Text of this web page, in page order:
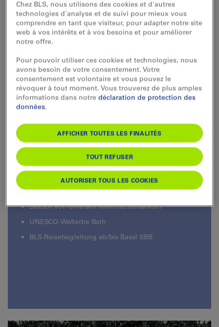
Sie unternehmen auch einen Ausflug zum
Weihnachtsmarkt in Bath. Der ehemals königliche
Badeort gilt als architektonische Perle und zählt zum
UNESCO-Welterbe. Auch die Fahrt durch den
Eurotunnel ist ein Erlebnis der besonderen Art.
Exklusiv für Sie
Fahrten mit dem TGV und Eurostar
Interrail-Feeling in geführter Gruppe
Aufenthalte in Paris, London und Brüssel
Besuch von diversen Weihnachtsmärkten
UNESCO-Welterbe Bath
BLS-Reisebegleitung ab/bis Basel SBB
Chez BLS, nous utilisons des cookies et d'autres
technologies d'analyse et de suivi pour mieux vous
comprendre en tant que visiteur, pour adapter notre site
web à vos intérêts et à vos besoins et pour améliorer
notre offre.
Pour pouvoir utiliser ces cookies et technologies, nous
avons besoin de votre consentement. Votre
consentement est volontaire et vous pouvez le
révoquer à tout moment. Vous trouverez de plus amples
informations dans notredéclaration de protection des
données.
AFFICHER TOUTES LES FINALITÉS
TOUT REFUSER
AUTORISER TOUS LES COOKIES